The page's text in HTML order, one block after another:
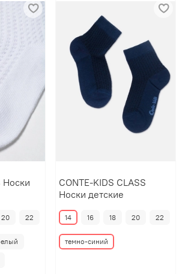
Носки
20 22
CONTE-KIDS CLASS
Носки детские
14 16 18 20 22
темно-синий